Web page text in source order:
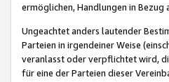
ermöglichen, Handlungen in
Ungeachtet anders lautender
Parteien in irgendeiner Weise
veranlasst oder verpflichtet wird,
für eine der Parteien dieser